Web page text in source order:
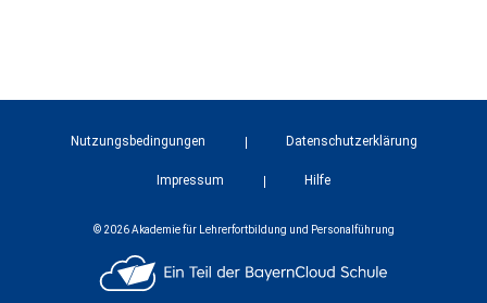
Nutzungsbedingungen Datenschutzerklärung
Impressum Hilfe
© 2026 Akademie für Lehrerfortbildung und Personalführung